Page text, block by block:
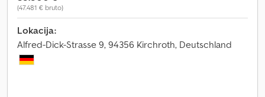
(47.481 € bruto)
Lokacija:
Alfred-Dick-Strasse 9, 94356 Kirchroth, Deutschland